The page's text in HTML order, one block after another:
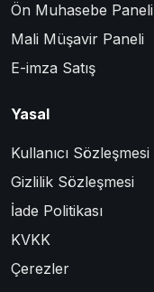
Ön Muhasebe Paneli
Mali Müşavir Paneli
E-imza Satış
Yasal
Kullanıcı Sözleşmesi
Gizlilik Sözleşmesi
İade Politikası
KVKK
Çerezler